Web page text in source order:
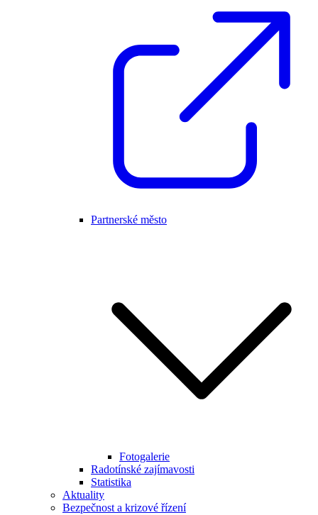
Partnerské město
Fotogalerie
Radotínské zajímavosti
Statistika
Aktuality
Bezpečnost a krizové řízení